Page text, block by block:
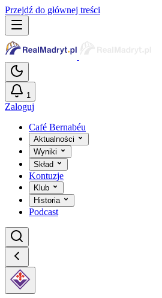
Przejdź do głównej treści
1
Zaloguj
Café Bernabéu
Aktualności
Wyniki
Skład
Kontuzje
Klub
Historia
Podcast